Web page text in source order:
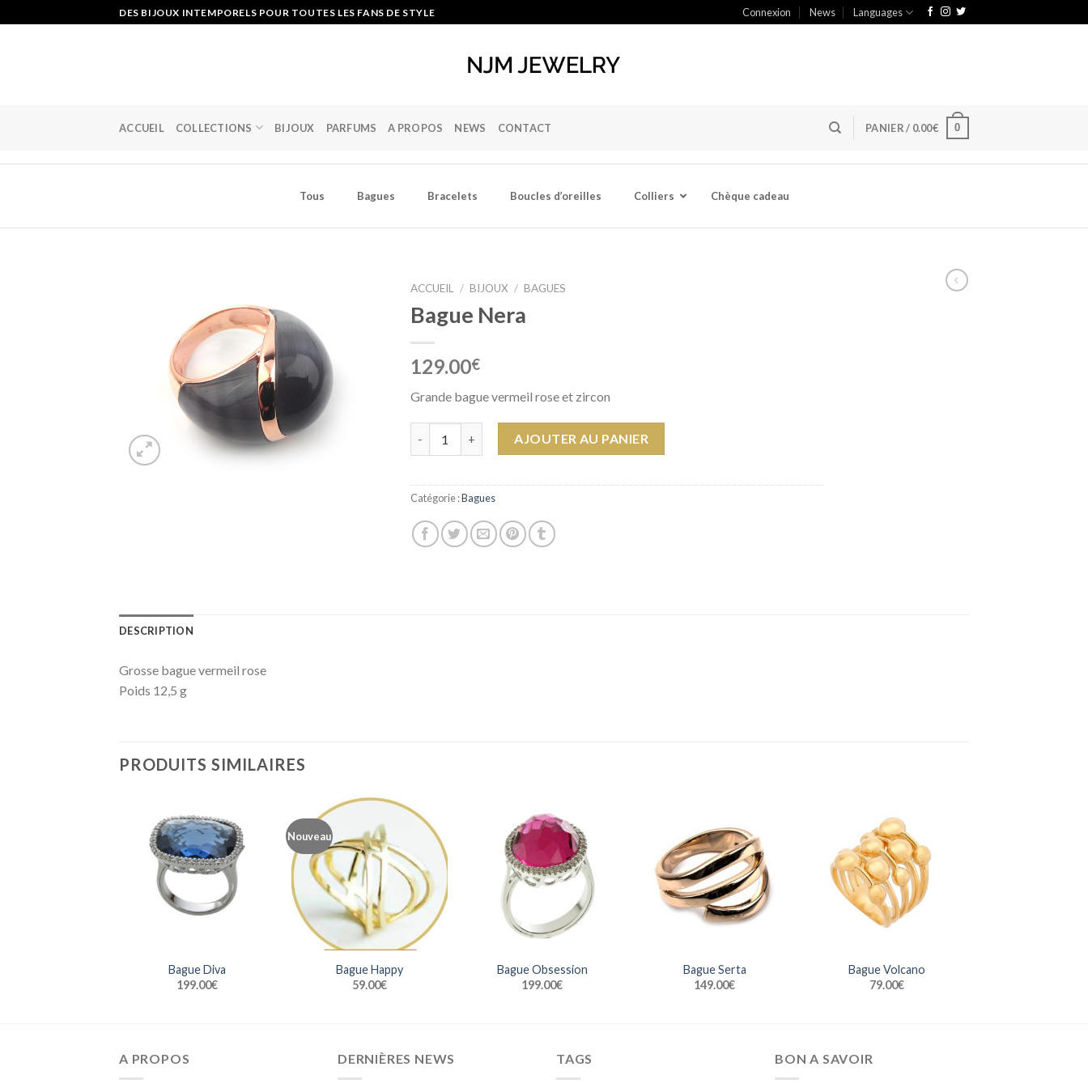
to
DES BIJOUX INTEMPORELS POUR TOUTES LES FANS DE STYLE Connexion News Languages
ACCUEIL COLLECTIONS BIJOUX PARFUMS A PROPOS NEWS CONTACT PANIER / 0.00€ 0
Tous Bagues Bracelets Boucles d’oreilles Colliers Chèque cadeau
ACCUEIL / BIJOUX / BAGUES
Bague Nera
129.00€
Grande bague vermeil rose et zircon
quantité de Bague NeraAJOUTER AU PANIER
Catégorie :Bagues
DESCRIPTION
Grosse bague vermeil rose
Poids 12,5 g
PRODUITS SIMILAIRES
Bague Diva
199.00€
Nouveau
Bague Happy
59.00€
Bague Obsession
199.00€
Bague Serta
149.00€
Bague Volcano
79.00€
A PROPOS DERNIÈRES NEWS TAGS BON A SAVOIR